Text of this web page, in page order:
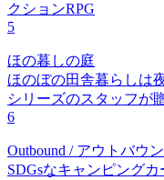
クションRPG
5
ほの暮しの庭
ほのぼの田舎暮らしは
シリーズのスタッフが
6
Outbound / アウトバウ
SDGsなキャンピング